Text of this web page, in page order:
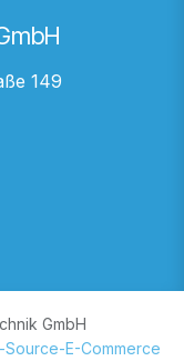
149
GmbH
Source-E-Commerce